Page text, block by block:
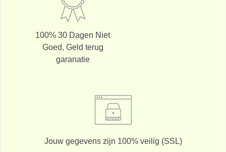
100% 30 Dagen Niet
Goed, Geld terug
garanatie
Jouw gegevens zijn 100% veilig (SSL)